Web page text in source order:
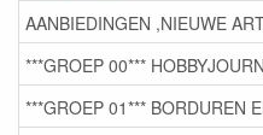
AANBIEDINGEN ,NIEUWE
***GROEP 00***
***GROEP 01*** BORDUREN